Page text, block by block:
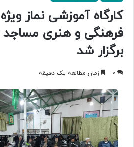
کارگاه آموزشی نماز
فرهنگی و هنری
برگزار شد
0 زمان مطالعه یک دقیقه